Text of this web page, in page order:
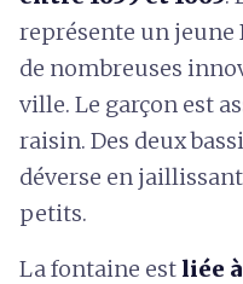
représente un jeune
de nombreuses
ville. Le garçon est
raisin. Des deux
déverse en
petits.
La fontaine estliée